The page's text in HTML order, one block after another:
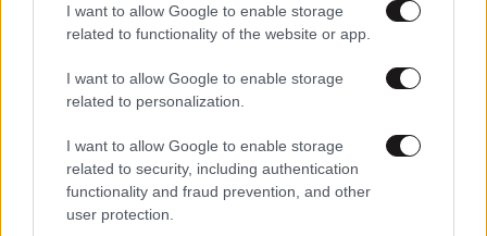
I want to allow Google to enable storage
related to functionality of the website or app.
I want to allow Google to enable storage
related to personalization.
I want to allow Google to enable storage
related to security, including authentication
functionality and fraud prevention, and other
user protection.